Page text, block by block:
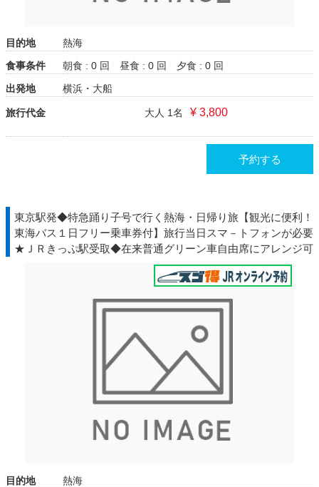
目的地
熱海
食事条件
朝食 : 0 回 昼食 : 0 回
夕食 : 0 回
出発地
横浜・大船
旅行代金 大人 1名 ¥ 3,800
予約する
東京駅発◆特急踊り子号で行く熱海・日帰り旅【観光に便利！
東海バス１日フリー乗車券付】旅行当日スマ－トフォンが必要
★ＪＲきっぷ駅受取◆在来普通グリーン車自由席にアレンジ可
目的地
熱海